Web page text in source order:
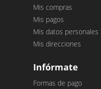
Mis compras
Mis pagos
Mis datos personales
Mis direcciones
Infórmate
Formas de pago